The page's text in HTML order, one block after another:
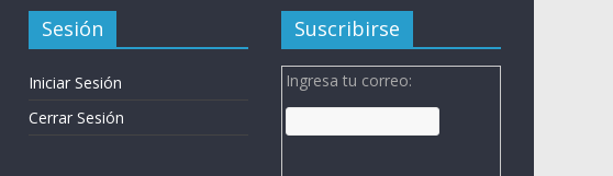
Sesión
Iniciar Sesión
Cerrar Sesión
Suscribirse
Ingresa tu correo: